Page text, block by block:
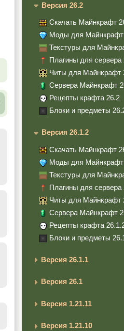
Версия 26.2
Скачать Майнкрафт
Моды для Майнкрафт
Текстуры для
Плагины для сервера
Читы для Майнкрафт
Сервера Майнкрафт
Рецепты крафта 26.2
Блоки и предметы
Версия 26.1.2
Скачать Майнкрафт
Моды для Майнкрафт
Текстуры для
Плагины для сервера
Читы для Майнкрафт
Сервера Майнкрафт
Рецепты крафта
Блоки и предметы
Версия 26.1.1
Версия 26.1
Версия 1.21.11
Версия 1.21.10